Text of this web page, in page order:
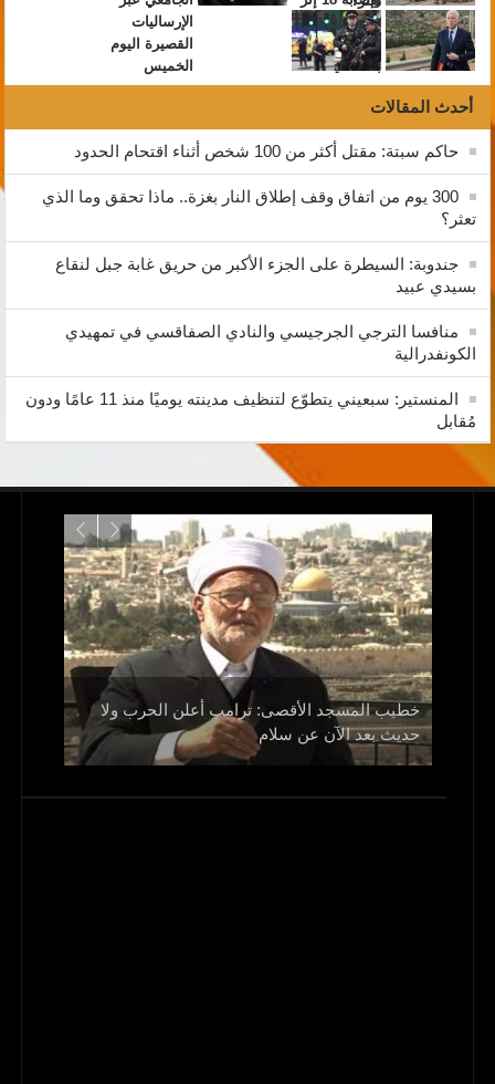
أحدث المقالات
حاكم سبتة: مقتل أكثر من 100 شخص أثناء اقتحام الحدود
300 يوم من اتفاق وقف إطلاق النار بغزة.. ماذا تحقق وما الذي
تعثر؟
جندوبة: السيطرة على الجزء الأكبر من حريق غابة جبل لنقاع
بسيدي عبيد
منافسا الترجي الجرجيسي والنادي الصفاقسي في تمهيدي
الكونفدرالية
المنستير: سبعيني يتطوّع لتنظيف مدينته يوميًا منذ 11 عامًا ودون
مُقابل
خطيب المسجد الأقصى: ترامب أعلن الحرب ولا
حديث بعد الآن عن سلام